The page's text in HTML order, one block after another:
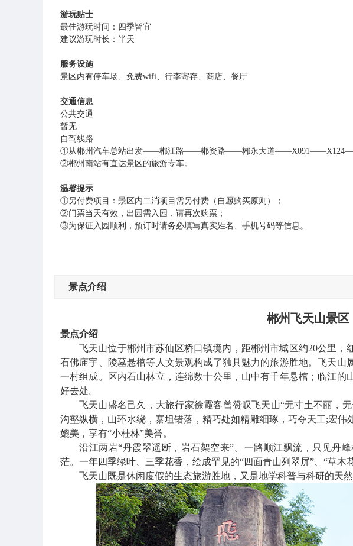
游玩贴士
最佳游玩时间：四季皆宜
建议游玩时长：半天
服务设施
景区内有停车场、免费wifi、行李寄存、商店、餐厅
交通信息
公共交通
暂无
自驾线路
①从郴州汽车总站出发——郴江路——郴资路——郴永大道
②郴州南站有直达景区的旅游专车。
温馨提示
①另付费项目：景区内二消项目需另付费（自愿购买原则）；
②门票当天有效，出园需入园，请再次购票；
③为保证入园顺利，预订时请务必填写真实姓名、手机号码等信息。
景点介绍
郴州飞天山景区
景点介绍
飞天山位于郴州市苏仙区桥口镇境内，距郴州市城区约20公里，
石佛庙宇、陵墓悬棺等人文景观构成了独具魅力的旅游胜地。飞天山
一村组成。区内石山林立，连绵数十公里，山中有千年悬棺；临江的
好去处。
飞天山盛名己久，大旅行家徐霞客曾赞叹飞天山“无寸土不丽，
沟壑纵横，山环水绕，寨坦错落，精巧处如精雕细琢，巧夺天工;宏
媲美，享有“小桂林”美誉。
沿江两岩“丹霞翠遥断，岩石架空来”。一路顺江飘流，只见丹
茫。一年四季绿叶、三季花香，绘成罕见的“四面青山列翠屏”、“草木
飞天山既是休闲度假的生态旅游胜地，又是地学科普与科研的天